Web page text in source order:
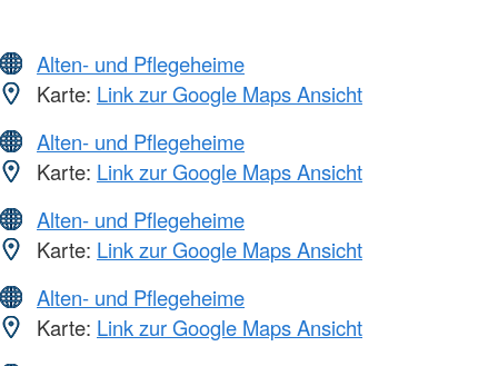
Alten- und Pflegeheime
Karte: Link zur Google Maps Ansicht
Alten- und Pflegeheime
Karte: Link zur Google Maps Ansicht
Alten- und Pflegeheime
Karte: Link zur Google Maps Ansicht
Alten- und Pflegeheime
Karte: Link zur Google Maps Ansicht